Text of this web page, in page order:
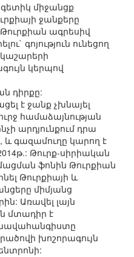
միջանցք
ջանքերը
ագրեսիվ
գոյություն ունեցող
կերպով
դիրքը:
է ջանք չխնայել
համաձայնության
արդյունքում դրա
և գազամուղը կարող է
Թուրք-սիրիական
ֆոնին Թուրքիան
Թուրքիայի և
միմյանց
Առավել լայն
մտադիր է
նավահանգիստը
խոշորագույն